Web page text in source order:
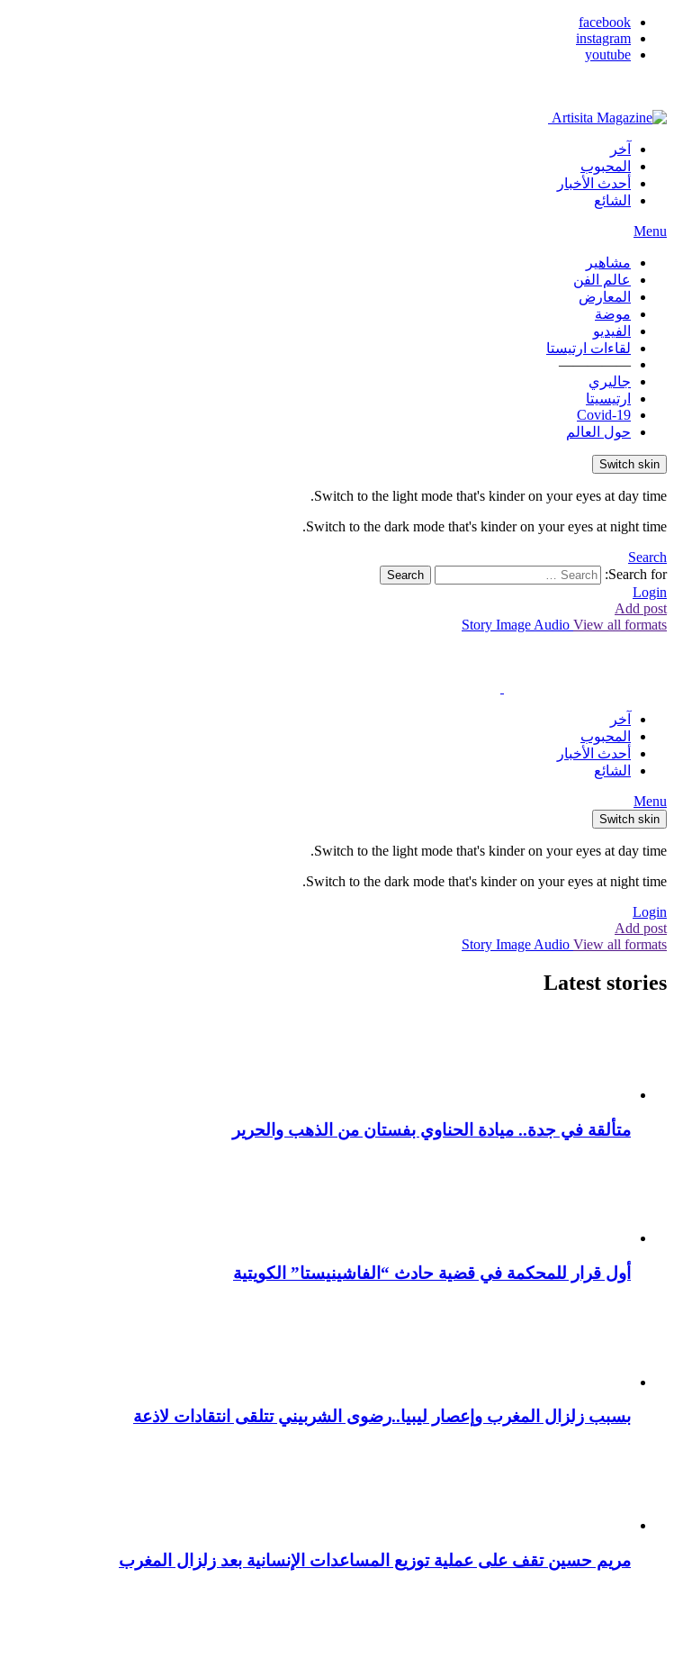
facebook
instagram
youtube
آخر
المحبوب
أحدث الأخبار
الشائع
Menu
مشاهير
عالم الفن
المعارض
موضة
الفيديو
لقاءات ارتيستا
—————
جاليري
ارتيسيتا
Covid-19
حول العالم
Switch skin
Switch to the light mode that's kinder on your eyes at day time.
Switch to the dark mode that's kinder on your eyes at night time.
Search
Search for:
Search
Login
Add post
Story Image Audio View all formats
آخر
المحبوب
أحدث الأخبار
الشائع
Menu
Switch skin
Switch to the light mode that's kinder on your eyes at day time.
Switch to the dark mode that's kinder on your eyes at night time.
Login
Add post
Story Image Audio View all formats
Latest stories
متألقة في جدة.. ميادة الحناوي بفستان من الذهب والحرير
أول قرار للمحكمة في قضية حادث “الفاشينيستا” الكويتية
بسبب زلزال المغرب وإعصار ليبيا..رضوى الشربيني تتلقى انتقادات لاذعة
مريم حسين تقف على عملية توزيع المساعدات الإنسانية بعد زلزال المغرب